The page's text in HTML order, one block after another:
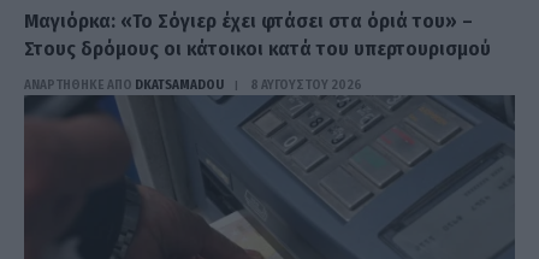
Μαγιόρκα: «Το Σόγιερ έχει φτάσει στα όριά του» –
Στους δρόμους οι κάτοικοι κατά του υπερτουρισμού
ΑΝΑΡΤΗΘΗΚΕ ΑΠΟ DKATSAMADOU 8 ΑΥΓΟΎΣΤΟΥ 2026